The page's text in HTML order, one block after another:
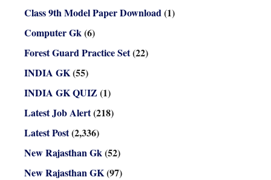
Class 9th Model Paper Download (1)
Computer Gk (6)
Forest Guard Practice Set(22)
INDIA GK(55)
INDIA GK QUIZ (1)
Latest Job Alert(218)
Latest Post(2,336)
New Rajasthan Gk (52)
New Rajasthan GK(97)